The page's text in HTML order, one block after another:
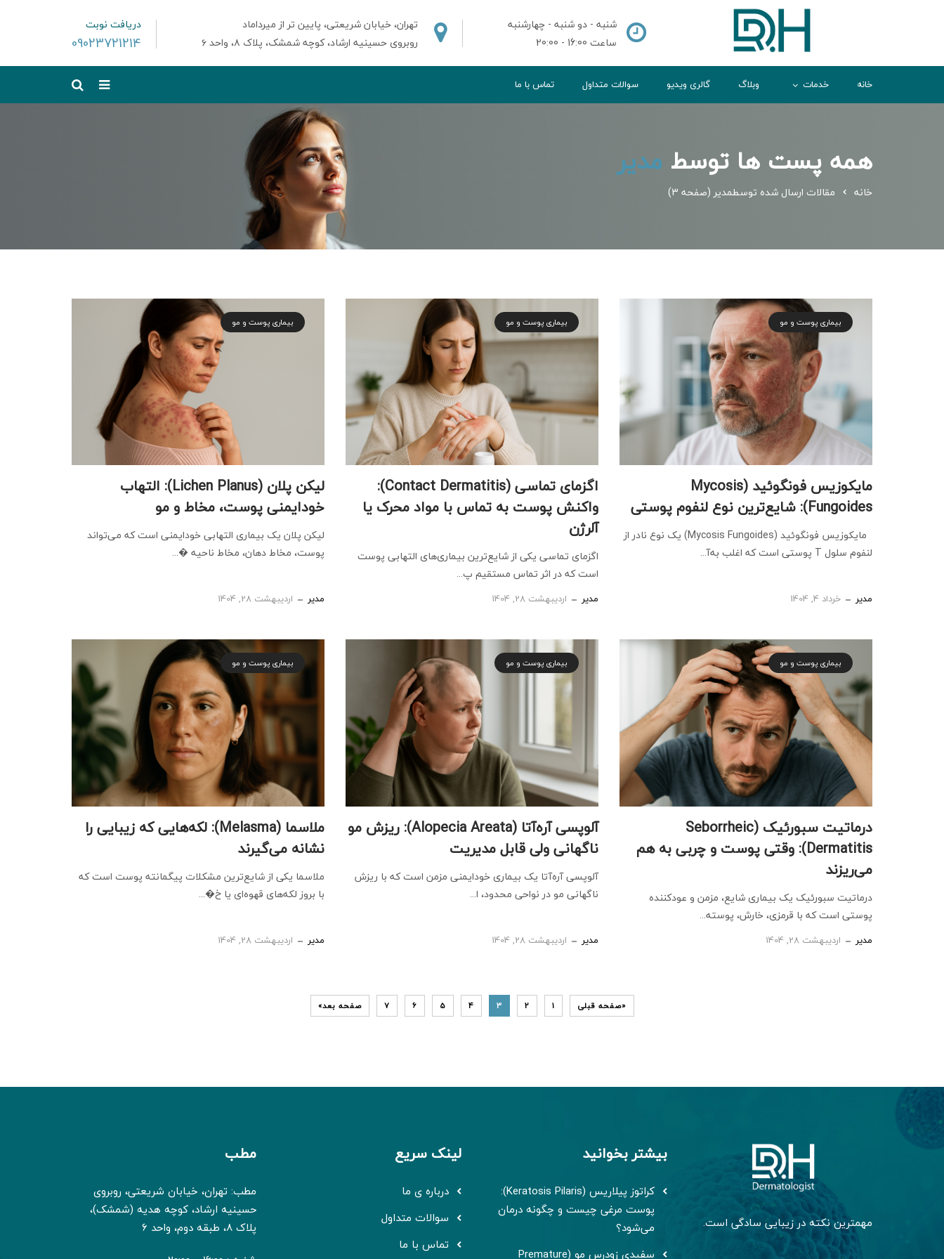
دریافت نوبت
09023721214
تهران، خیابان شریعتی، پایین تر از میرداماد
روبروی حسینیه ارشاد، کوچه شمشک، پلاک ۸، واحد ۶
شنبه - دو شنبه - چهارشنبه
ساعت 16:00 - 20:00
خانه خدمات وبلاگ گالری ویدیو سوالات متداول تماس با ما
همه پست ها توسط مدیر
خانه مقالات ارسال شده توسطمدیر (صفحه 3)
بیماری پوست و مو
مایکوزیس فونگوئید (Mycosis
Fungoides): شایع‌ترین نوع لنفوم پوستی
مایکوزیس فونگوئید (Mycosis Fungoides) یک نوع نادر از
لنفوم سلول T پوستی است که اغلب به‌آ...
مدیر خرداد 4, 1404
بیماری پوست و مو
اگزمای تماسی (Contact Dermatitis):
واکنش پوست به تماس با مواد محرک یا
آلرژن
اگزمای تماسی یکی از شایع‌ترین بیماری‌های التهابی پوست
است که در اثر تماس مستقیم پ...
مدیر اردیبهشت 28, 1404
بیماری پوست و مو
لیکن پلان (Lichen Planus): التهاب
خودایمنی پوست، مخاط و مو
لیکن پلان یک بیماری التهابی خودایمنی است که می‌تواند
پوست، مخاط دهان، مخاط ناحیه �...
مدیر اردیبهشت 28, 1404
بیماری پوست و مو
درماتیت سبورئیک (Seborrheic
Dermatitis): وقتی پوست و چربی به هم
می‌ریزند
درماتیت سبورئیک یک بیماری شایع، مزمن و عودکننده
پوستی است که با قرمزی، خارش، پوسته...
مدیر اردیبهشت 28, 1404
بیماری پوست و مو
آلوپسی آره‌آتا (Alopecia Areata): ریزش مو
ناگهانی ولی قابل مدیریت
آلوپسی آره‌آتا یک بیماری خودایمنی مزمن است که با ریزش
ناگهانی مو در نواحی محدود، ا...
مدیر اردیبهشت 28, 1404
بیماری پوست و مو
ملاسما (Melasma): لکه‌هایی که زیبایی را
نشانه می‌گیرند
ملاسما یکی از شایع‌ترین مشکلات پیگمانته پوست است که
با بروز لکه‌های قهوه‌ای یا خ�...
مدیر اردیبهشت 28, 1404
«صفحه قبلی 1
2
3
4
5
6
7 صفحه بعد»
مهمترین نکته در زیبایی سادگی است.
بیشتر بخوانید
کراتوز پیلاریس (Keratosis Pilaris):
پوست مرغی چیست و چگونه درمان
می‌شود؟
سفیدی زودرس مو (Premature
لینک سریع
درباره ی ما
سوالات متداول
تماس با ما
مطب
مطب: تهران، خیابان شریعتی، روبروی
حسینیه ارشاد، کوچه هدیه (شمشک)،
پلاک 8، طبقه دوم، واحد 6